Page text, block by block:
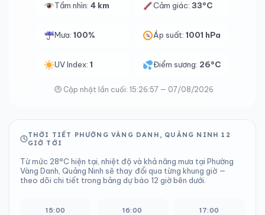
Tầm nhìn: 4 km Cảm giác:33°C
Mưa: 100% Áp suất:1001 hPa
UV Index: 1 Điểm sương: 26°C
Cập nhật lần cuối: 15:26:57 — 07/08/2026
THỜI TIẾT PHƯỜNG VÀNG DANH, QUẢNG NINH 12
GIỜ TỚI
Từ mức 28°C hiện tại, nhiệt độ và khả năng mưa tại Phường
Vàng Danh, Quảng Ninh sẽ thay đổi qua từng khung giờ —
theo dõi chi tiết trong bảng dự báo 12 giờ bên dưới.
15:00 16:00 17:00